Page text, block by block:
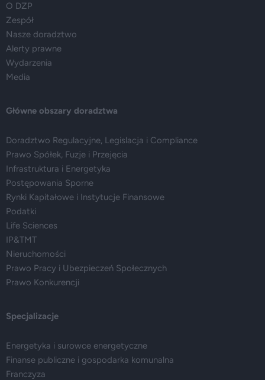
O DZP
Zespół
Nasze doradztwo
Alerty prawne
Wydarzenia
Media
Główne obszary doradztwa
Doradztwo Regulacyjne, Legislacja i Compliance
Prawo Spółek, Fuzje i Przejęcia
Infrastruktura i Energetyka
Postępowania Sporne
Rynki Kapitałowe i Instytucje Finansowe
Podatki
Life Sciences
IP&TMT
Nieruchomości
Prawo Pracy i Ubezpieczeń Społecznych
Prawo Konkurencji
Specjalizacje
Energetyka i surowce energetyczne
Finanse publiczne i gospodarka komunalna
Franczyza